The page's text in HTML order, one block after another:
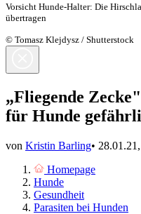
Vorsicht Hunde-Halter: Die
übertragen
© Tomasz Klejdysz / Shutterstock
„Fliegende
für Hunde
von Kristin Barling•
Homepage
Hunde
Gesundheit
Parasiten bei Hunden